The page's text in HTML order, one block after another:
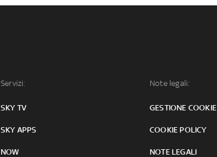
Servizi:
SKY TV
SKY APPS
NOW
Note legali:
GESTIONE COOKIE
COOKIE POLICY
NOTE LEGALI